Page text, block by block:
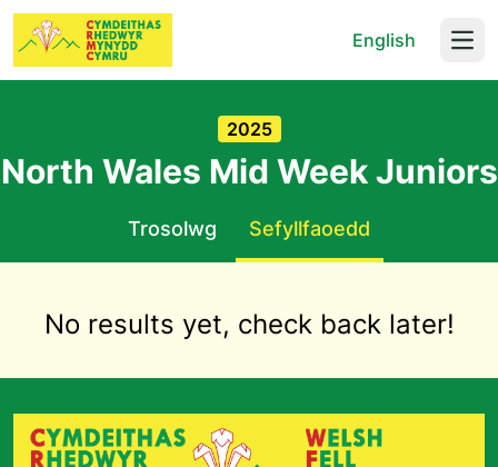
English
2025
North Wales Mid Week Juniors
Trosolwg Sefyllfaoedd
No results yet, check back later!